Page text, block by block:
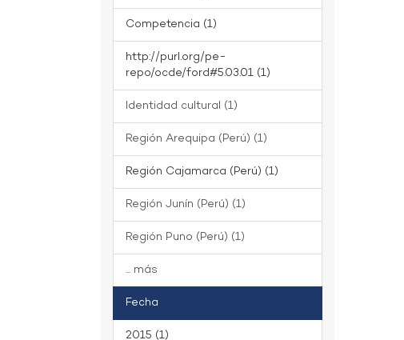
Competencia (1)
http://purl.org/pe-
repo/ocde/ford#5.03.01 (1)
Identidad cultural (1)
Región Arequipa (Perú) (1)
Región Cajamarca (Perú) (1)
Región Junín (Perú) (1)
Región Puno (Perú) (1)
... más
Fecha
2015 (1)